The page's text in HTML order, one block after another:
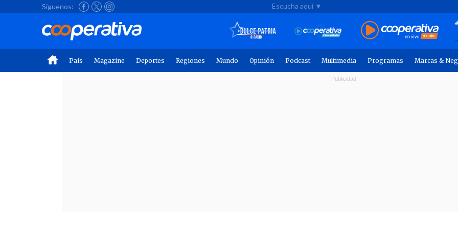
Síguenos: Escucha aquí ▼
País Magazine Deportes Regiones Mundo Opinión Podcast Multimedia Programas Marcas &